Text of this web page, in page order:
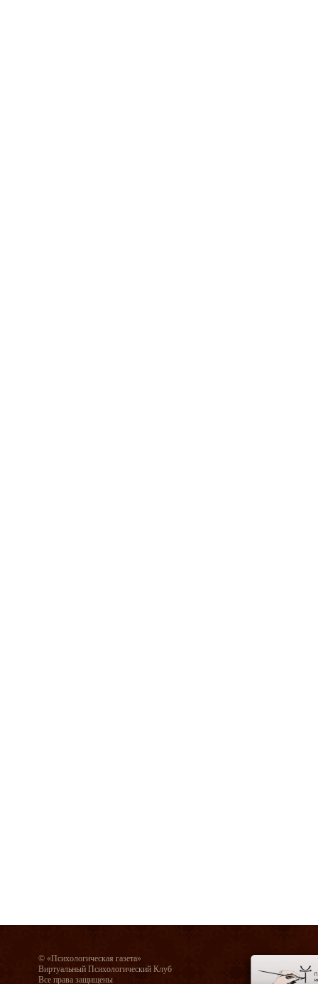
© «Психологическая газета»
Виртуальный Психологический Клуб
Все права защищены